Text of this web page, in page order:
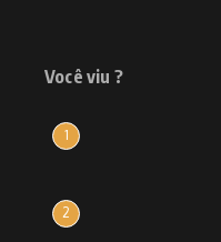
Você viu ?
1
2